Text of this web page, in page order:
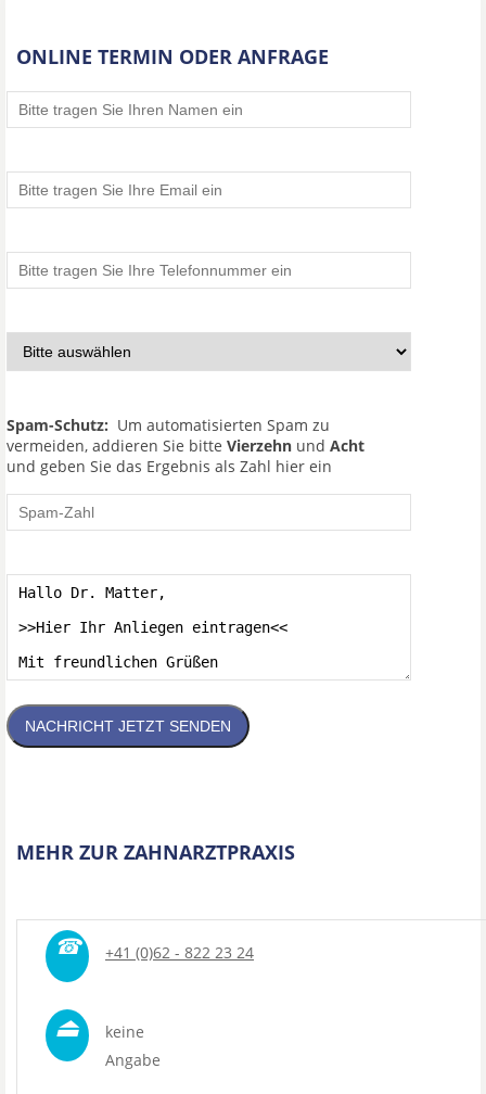
ONLINE TERMIN ODER ANFRAGE
Spam-Schutz: Um automatisierten Spam zu
vermeiden, addieren Sie bitte Vierzehn und Acht
und geben Sie das Ergebnis als Zahl hier ein
NACHRICHT JETZT SENDEN
MEHR ZUR ZAHNARZTPRAXIS
☎ +41 (0)62 - 822 23 24
⏏
keine
Angabe